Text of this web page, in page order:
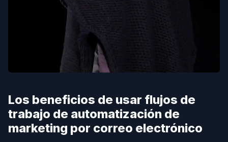
Los beneficios de usar flujos de
trabajo de automatización de
marketing por correo electrónico